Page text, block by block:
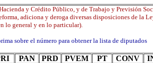
y Crédito Público, y de Trabajo y Previsión
adiciona y deroga diversas disposiciones de la
lo general y en lo particular).
el número para obtener la lista de diputados
PAN PRD PVEM PT CONV